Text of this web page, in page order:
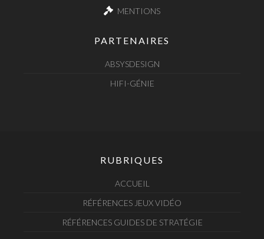
MENTIONS
PARTENAIRES
ABSYSDESIGN
HIFI-GÉNIE
RUBRIQUES
ACCUEIL
RÉFÉRENCES JEUX VIDÉO
RÉFÉRENCES GUIDES DE STRATÉGIE